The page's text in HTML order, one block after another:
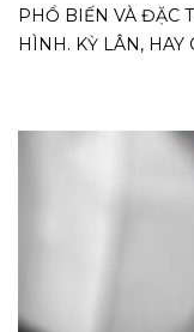
PHỔ BIẾN VÀ ĐẶC
HÌNH. KỲ LÂN,